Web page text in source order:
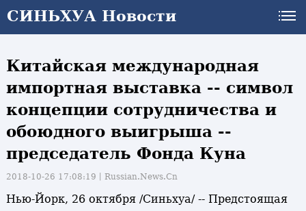
СИНЬХУА Новости
Китайская международная
импортная выставка -- символ
концепции сотрудничества и
обоюдного выигрыша --
председатель Фонда Куна
2018-10-26 17:08:19丨 Russian.News.Cn
Нью-Йорк, 26 октября /Синьхуа/ -- Предстоящая